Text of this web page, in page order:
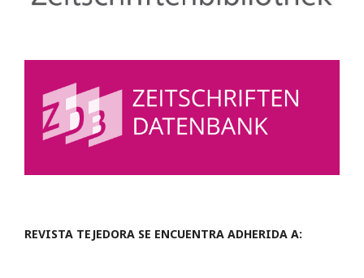
REVISTA TEJEDORA SE ENCUENTRA ADHERIDA A: